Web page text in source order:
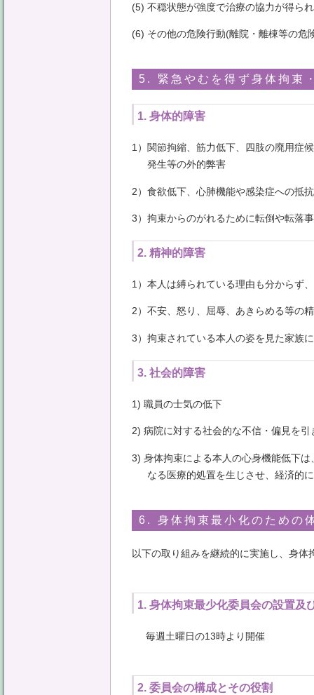
(5) 不穏状態が強度で治療の協力が得ら
(6) その他の危険行動(離院・離棟等の危
5. 緊急やむを得ず身体拘束
1. 身体的障害
1）関節拘縮、筋力低下、四肢の廃用症
発生等の外的弊害
2）食欲低下、心肺機能や感染症への抵
3）拘束からのがれるために転倒や転落
2. 精神的障害
1）本人は縛られている理由も分からず
2）不安、怒り、屈辱、あきらめる等の
3）拘束されている本人の姿を見た家族
3. 社会的障害
1) 職員の士気の低下
2) 病院に対する社会的な不信・偏見を引
3) 身体拘束による本人の心身機能低下
なる医療的処置を生じさせ、経済的
6. 身体拘束最小化のための
以下の取り組みを継続的に実施し、身
1. 身体拘束最少化委員会の設置及
毎週土曜日の13時より開催
2. 委員会の構成とその役割